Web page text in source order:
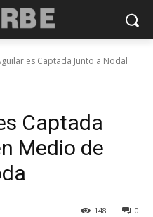
es Captada Junto a Nodal
Captada
Medio de
0
148